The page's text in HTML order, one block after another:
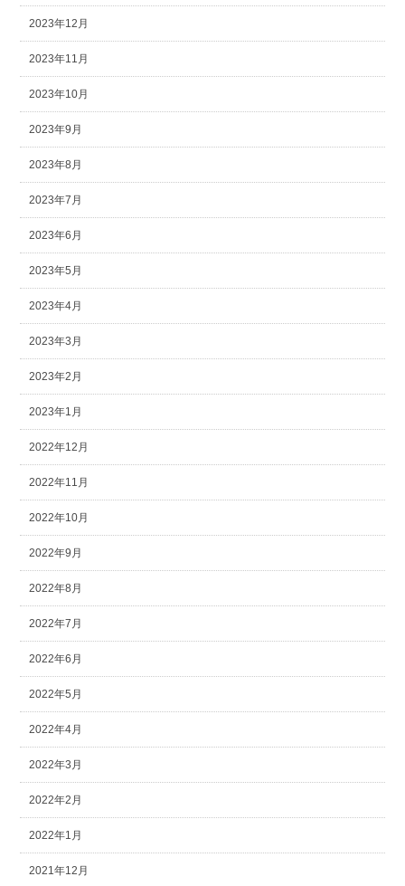
2023年12月
2023年11月
2023年10月
2023年9月
2023年8月
2023年7月
2023年6月
2023年5月
2023年4月
2023年3月
2023年2月
2023年1月
2022年12月
2022年11月
2022年10月
2022年9月
2022年8月
2022年7月
2022年6月
2022年5月
2022年4月
2022年3月
2022年2月
2022年1月
2021年12月